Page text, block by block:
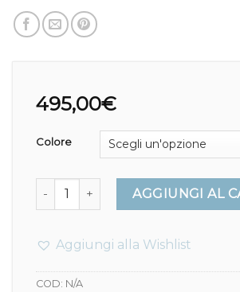
495,00€
Colore
Post - Muuto quantitàAGGIUNGI AL
Aggiungi alla Wishlist
COD: N/A